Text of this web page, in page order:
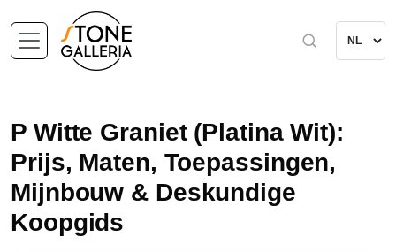
P Witte Graniet (Platina Wit):
Prijs, Maten, Toepassingen,
Mijnbouw & Deskundige
Koopgids